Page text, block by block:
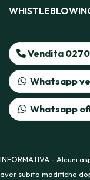
Vendita
Whatsapp
Whatsapp
INFORMATIVA - Alcuni
aver subito modifiche